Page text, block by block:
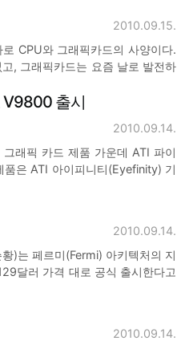
2010.09.15.
CPU와 그래픽카드의 사양이다.
, 그래픽카드는 요즘 날로 발전하
하는지를 가
V9800 출시
2010.09.14.
래픽 카드 제품 가운데 ATI 파이
은 ATI 아이피니티(Eyefinity) 기
2010.09.14.
)는 페르미(Fermi) 아키텍처의 지
달러 가격 대로 공식 출시한다고
2010.09.14.